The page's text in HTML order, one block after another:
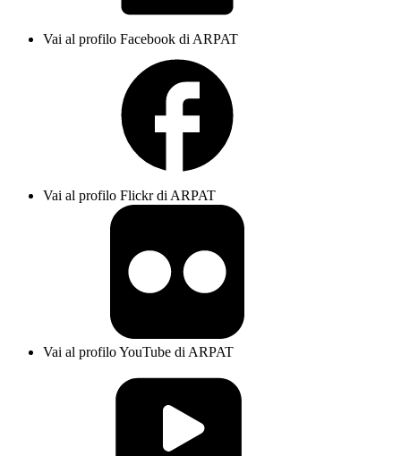
Vai al profilo Facebook di ARPAT
Vai al profilo Flickr di ARPAT
Vai al profilo YouTube di ARPAT